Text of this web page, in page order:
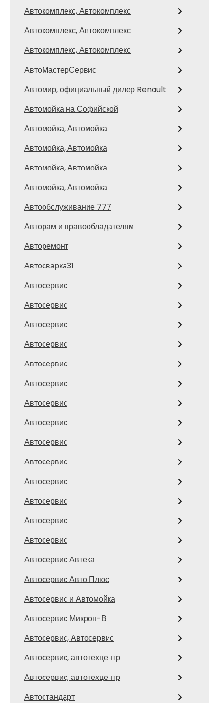
Автокомплекс, Автокомплекс
Автокомплекс, Автокомплекс
Автокомплекс, Автокомплекс
АвтоМастерСервис
Автомир, официальный дилер Renault
Автомойка на Софийской
Автомойка, Автомойка
Автомойка, Автомойка
Автомойка, Автомойка
Автомойка, Автомойка
Автообслуживание 777
Авторам и правообладателям
Авторемонт
Автосварка31
Автосервис
Автосервис
Автосервис
Автосервис
Автосервис
Автосервис
Автосервис
Автосервис
Автосервис
Автосервис
Автосервис
Автосервис
Автосервис
Автосервис
Автосервис Автека
Автосервис Авто Плюс
Автосервис и Автомойка
Автосервис Микрон-В
Автосервис, Автосервис
Автосервис, автотехцентр
Автосервис, автотехцентр
Автостандарт